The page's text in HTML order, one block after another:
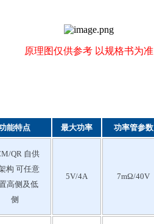
原理图仅供参考 以规格书为准
能特点 最大功率 功率管参数
QR 自供
构 可任意
高侧及低
侧
5V/4A 7mΩ/40V